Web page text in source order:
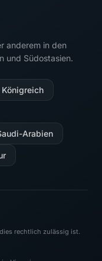
anderem in den
und Südostasien.
Arabien
rechtlich zulässig ist.